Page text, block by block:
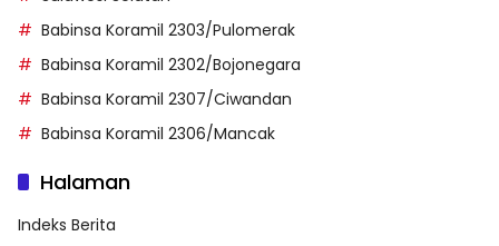
Babinsa Koramil 2303/Pulomerak
Babinsa Koramil 2302/Bojonegara
Babinsa Koramil 2307/Ciwandan
Babinsa Koramil 2306/Mancak
Halaman
Indeks Berita